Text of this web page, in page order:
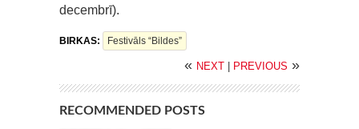
decembrī).
BIRKAS: Festivāls “Bildes”
« NEXT PREVIOUS »
RECOMMENDED POSTS